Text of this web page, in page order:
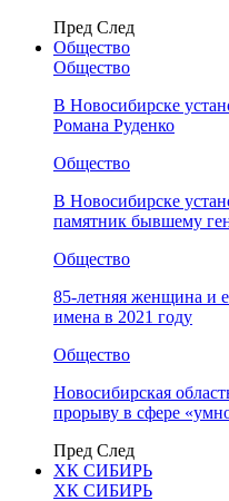
Пред След
Общество
Общество
В Новосибирске
Романа Руденко
Общество
В Новосибирске
памятник бывшему
Общество
85-летняя женщина и
имена в 2021 году
Общество
Новосибирская
прорыву в сфере
Пред След
ХК СИБИРЬ
ХК СИБИРЬ